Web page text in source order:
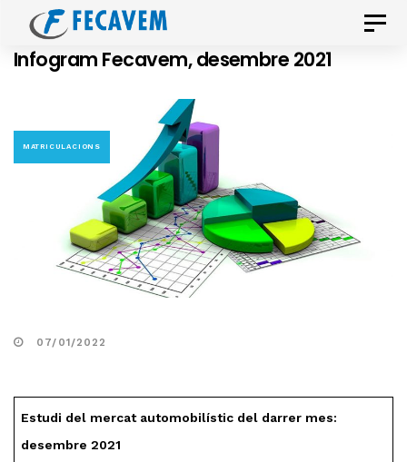
Skip
links
primary
Toggle
Infogram Fecavem, desembre 2021
MATRICULACIONS
07/01/2022
Estudi del mercat automobilístic del darrer mes:
desembre 2021